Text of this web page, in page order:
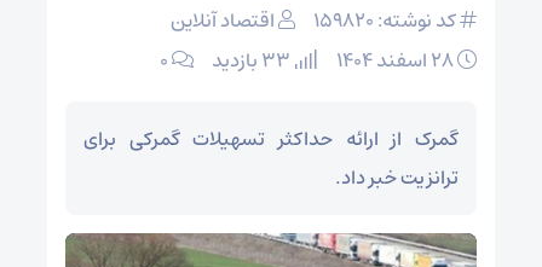
کد نوشته: 159820
اقتصاد آنلاین
۰
گمرک از ارائه حداکثر تسهیلات گمرکی برای
ترانزیت خبر داد.